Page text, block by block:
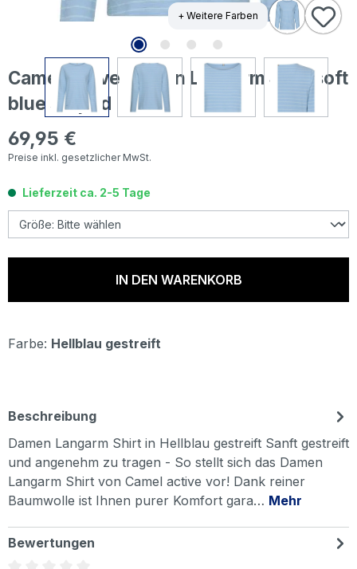
+ Weitere Farben
Camel active Damen Langarm Shirt soft
blue striped
Regulärer Preis:
69,95 €
Preise inkl. gesetzlicher MwSt.
Lieferzeit ca. 2-5 Tage
IN DEN WARENKORB
Farbe: Hellblau gestreift
Beschreibung
Damen Langarm Shirt in Hellblau gestreift Sanft gestreift
und angenehm zu tragen - So stellt sich das Damen
Langarm Shirt von Camel active vor! Dank reiner
Baumwolle ist Ihnen purer Komfort gara… Mehr
Bewertungen